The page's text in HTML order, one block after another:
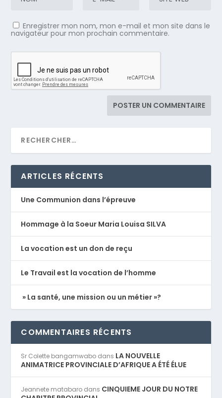
Enregistrer mon nom, mon e-mail et mon site dans le
navigateur pour mon prochain commentaire.
ARTICLES RÉCENTS
Une Communion dans l’épreuve
Hommage à la Soeur Maria Louisa SILVA
La vocation est un don de reçu
Le Travail est la vocation de l’homme
» La santé, une mission ou un métier »?
COMMENTAIRES RÉCENTS
Sr Colette bangamwabo dans LA NOUVELLE
ANIMATRICE PROVINCIALE D’AFRIQUE A ÉTÉ ÉLUE
Jeannete matabaro dans CINQUIEME JOUR DU NOTRE